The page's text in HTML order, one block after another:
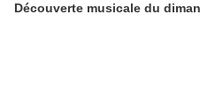
Découverte musicale du